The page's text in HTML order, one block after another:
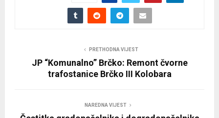
PRETHODNA VIJEST
JP “Komunalno” Brčko: Remont čvorne
trafostanice Brčko III Kolobara
NAREDNA VIJEST